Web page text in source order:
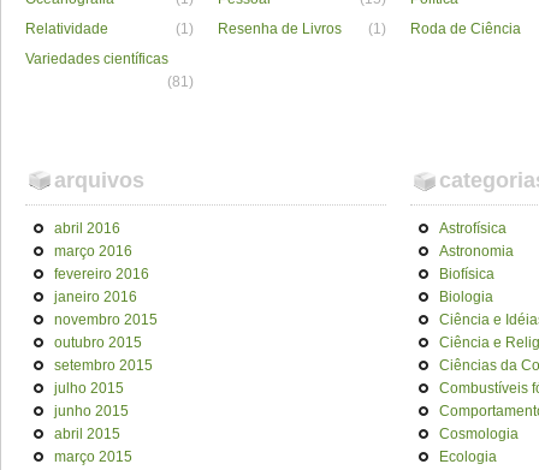
Relatividade
(1) Resenha de Livros (1)
Roda de Ciência
Variedades científicas
(81)
arquivos
abril 2016
março 2016
fevereiro 2016
janeiro 2016
novembro 2015
outubro 2015
setembro 2015
julho 2015
junho 2015
abril 2015
março 2015
Astrofísica
Astronomia
Biofísica
Biologia
Ciência e
Ciência e
Ciências da
Combustíveis
Cosmologia
Ecologia